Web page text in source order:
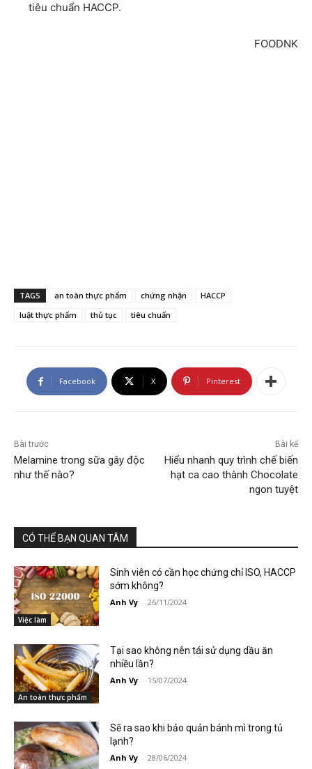
tiêu chuẩn HACCP.
FOODNK
TAGS an toàn thực phẩm chứng nhận
HACCP
luật thực phẩm
thủ tục tiêu chuẩn
Facebook X Pinterest
Bài trước
Melamine trong sữa gây độc
như thế nào?
Bài kế
Hiểu nhanh quy trình chế biến
hạt ca cao thành Chocolate
ngon tuyệt
CÓ THỂ BẠN QUAN TÂM
Việc làm
Sinh viên có cần học chứng chỉ ISO, HACCP
sớm không?
Anh Vy - 26/11/2024
An toàn thực phẩm
Tại sao không nên tái sử dụng dầu ăn
nhiều lần?
Anh Vy - 15/07/2024
Sẽ ra sao khi bảo quản bánh mì trong tủ
lạnh?
Anh Vy - 28/06/2024